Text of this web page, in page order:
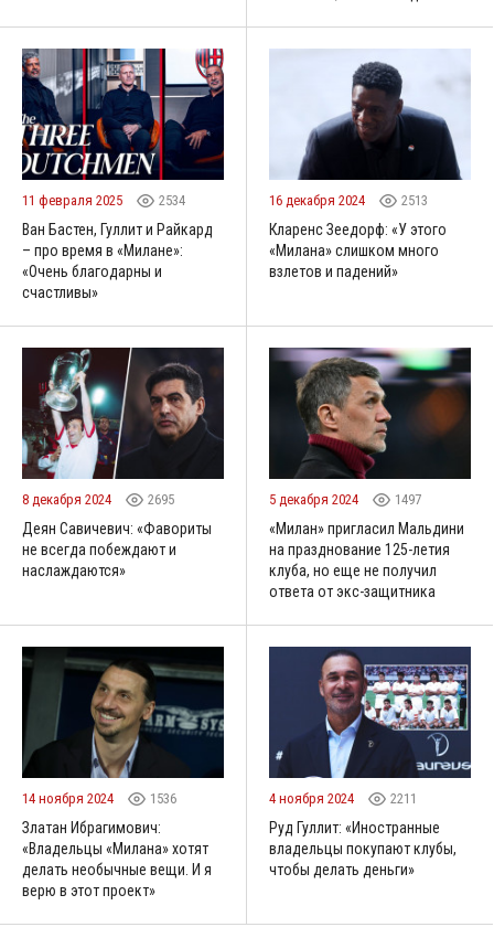
11 февраля 2025 2534
Ван Бастен, Гуллит и Райкард
– про время в «Милане»:
«Очень благодарны и
счастливы»
16 декабря 2024 2513
Кларенс Зеедорф: «У этого
«Милана» слишком много
взлетов и падений»
8 декабря 2024 2695
Деян Савичевич: «Фавориты
не всегда побеждают и
наслаждаются»
5 декабря 2024 1497
«Милан» пригласил Мальдини
на празднование 125-летия
клуба, но еще не получил
ответа от экс-защитника
14 ноября 2024 1536
Златан Ибрагимович:
«Владельцы «Милана» хотят
делать необычные вещи. И я
верю в этот проект»
4 ноября 2024 2211
Руд Гуллит: «Иностранные
владельцы покупают клубы,
чтобы делать деньги»